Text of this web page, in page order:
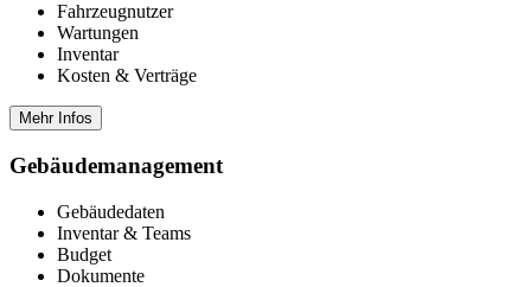
Fahrzeugnutzer
Wartungen
Inventar
Kosten & Verträge
Mehr Infos
Gebäude­management
Gebäudedaten
Inventar & Teams
Budget
Dokumente